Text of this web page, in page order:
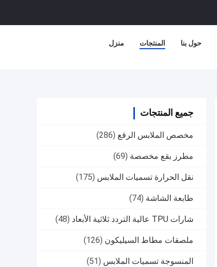
منزل المنتجات حول بنا
جميع المنتجات
مخصص الملابس الرقع (286)
مطرز بقع مخصصة (69)
نقل الحرارة تسميات الملابس (175)
طابعة الشاشة (74)
شارات TPU عالية التردد ثلاثية الأبعاد (48)
ملصقات مطاط السيليكون (126)
المنسوجة تسميات الملابس (51)